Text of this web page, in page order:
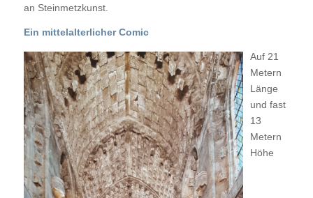
an Steinmetzkunst.
Ein mittelalterlicher Comic
Auf 21
Metern
Länge
und fast
13
Metern
Höhe